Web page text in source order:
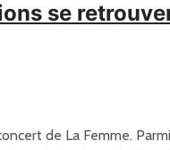
se
de La Femme.